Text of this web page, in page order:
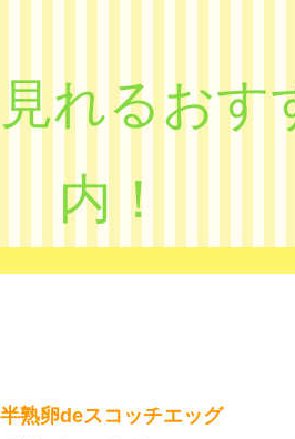
れるおす
内！
熟卵deスコッチエッグ